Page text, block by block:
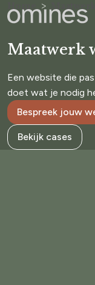
Maatwerk
Een website die
doet wat je nodig
Bespreek jouw
Bekijk cases